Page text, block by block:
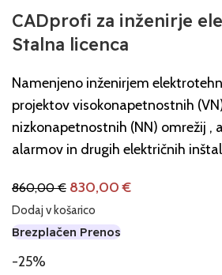
CADprofi za inženirje
Stalna licenca
Namenjeno inženirjem
projektov visokonapetnostnih
nizkonapetnostnih (NN) omrežij ,
alarmov in drugih električnih
860,00€ 830,00€
Dodaj v košarico
Brezplačen Prenos
-25%